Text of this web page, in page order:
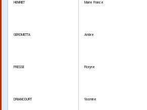
HENRIET Marie France
GEROMETTA Ambre
FRESSE Floryne
DRIANCOURT Yasmine